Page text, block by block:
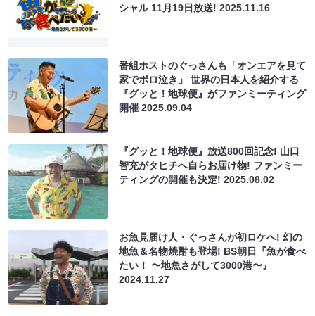
シャル 11月19日放送!2025.11.16
番組ホストのぐっさんも「オンエアを見て
家でボロ泣き」 世界の日本人を紹介する
『グッと！地球便』がファンミーティング
開催2025.09.04
『グッと！地球便』放送800回記念! 山口
智充がタヒチへ自らお届け物! ファンミー
ティングの開催も決定!2025.08.02
お魚見届け人・ぐっさんが初ロケへ! 幻の
地魚＆名物焼酎も登場! BS朝日『魚が食べ
たい！ 〜地魚さがして3000港〜』
2024.11.27